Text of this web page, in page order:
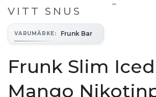
VITT SNUS
VARUMÄRKE: Frunk Bar
Frunk Slim Iced
Mango